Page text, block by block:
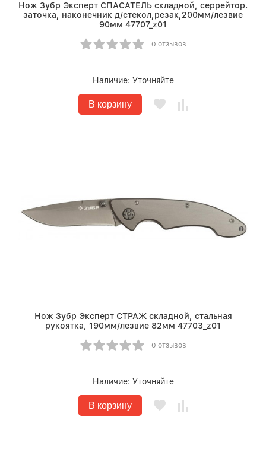
Нож Зубр Эксперт СПАСАТЕЛЬ складной, серрейтор.
заточка, наконечник д/стекол,резак,200мм/лезвие
90мм 47707_z01
0 отзывов
Наличие: Уточняйте
В корзину
Нож Зубр Эксперт СТРАЖ складной, стальная
рукоятка, 190мм/лезвие 82мм 47703_z01
0 отзывов
Наличие: Уточняйте
В корзину